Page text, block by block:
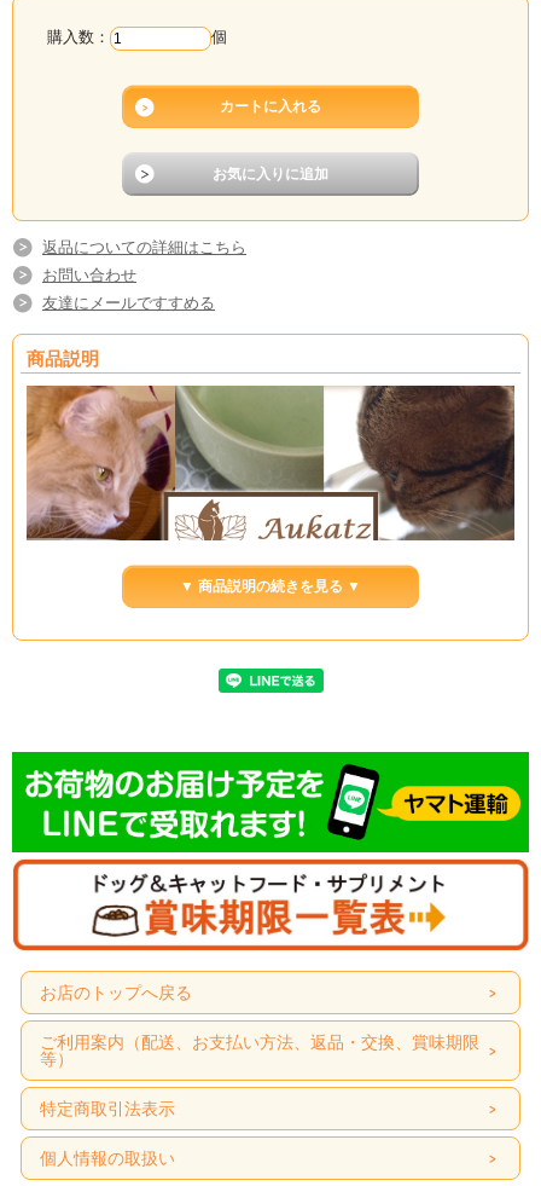
購入数： 個
返品についての詳細はこちら
お問い合わせ
友達にメールですすめる
商品説明
器
生命に欠かせない水。家族の一員であるネコちゃん、ワンちゃん達がより
好んでその大切なお水を飲んでくれるよう、試行錯誤しつつ開発されたの
がこのヘルスウォーターシリーズです。 この器に入れたお水には、風味に
微細な変化が起きます。ネコちゃん、ワンちゃん達の味覚の好みにも個体
差があり、この変化が全ての動物に好まれるとは言えませんが、2002年の
発売以来、よりお水を飲んでもらうための一つの選択肢として、たくさん
の方々に役立っています。
■水をあまり飲まない猫ちゃんに。今とっても売れているウォーターボール
です。
▼ 商品説明の続きを見る ▼
お店のトップへ戻る
ご利用案内（配送、お支払い方法、返品・交換、賞味期限
等）
特定商取引法表示
個人情報の取扱い